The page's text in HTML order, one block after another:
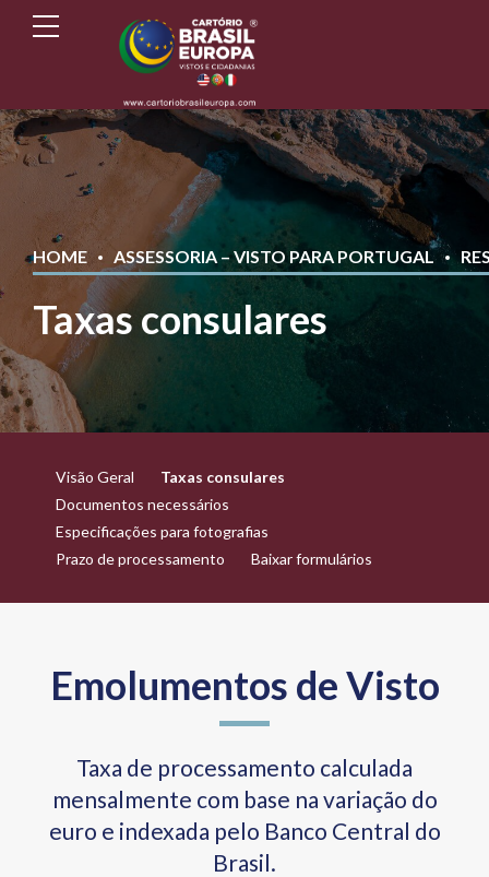
HOME ASSESSORIA – VISTO PARA PORTUGAL
Taxas consulares
Visão Geral
Taxas consulares
Documentos necessários
Especificações para fotografias
Prazo de processamento
Baixar formulários
Emolumentos de Visto
Taxa de processamento calculada
mensalmente com base na variação do
euro e indexada pelo Banco Central do
Brasil.